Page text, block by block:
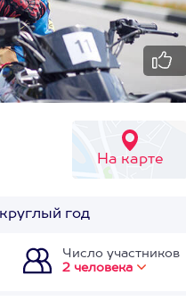
На карте
год
Число участников
2 человека